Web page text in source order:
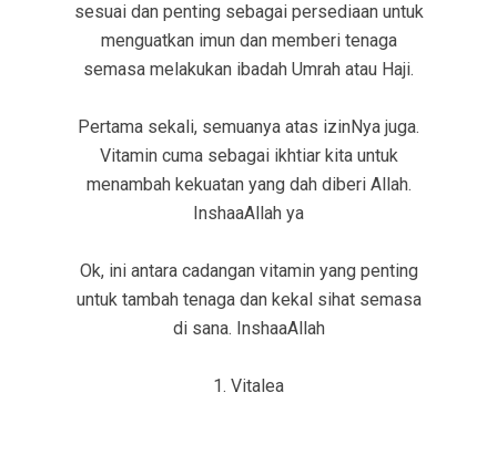
sesuai dan penting sebagai persediaan untuk
menguatkan imun dan memberi tenaga
semasa melakukan ibadah Umrah atau Haji.
Pertama sekali, semuanya atas izinNya juga.
Vitamin cuma sebagai ikhtiar kita untuk
menambah kekuatan yang dah diberi Allah.
InshaaAllah ya
Ok, ini antara cadangan vitamin yang penting
untuk tambah tenaga dan kekal sihat semasa
di sana. InshaaAllah
1. Vitalea